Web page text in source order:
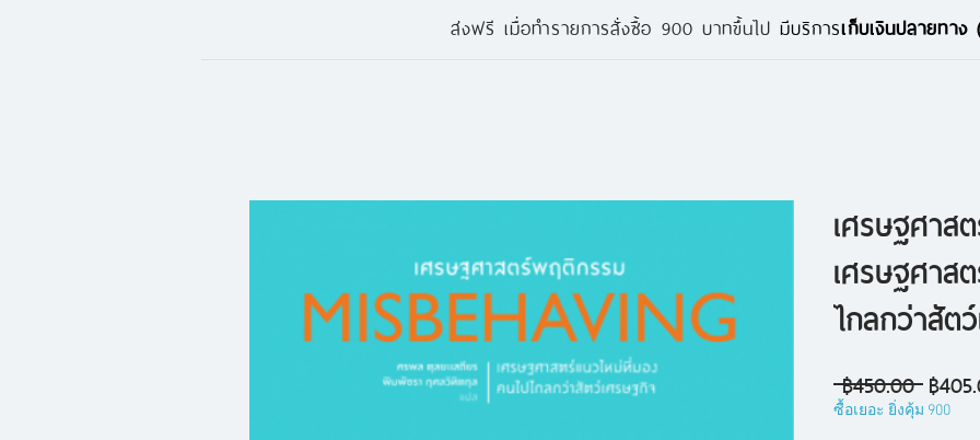
เศรษฐศาส
เศรษฐศาส
ไกลกว่าสัต
฿450.00 ราคา
ปกติ
฿
ซื้อเยอะ ยิ่งคุ้ม 900
ส่งฟรี เมื่อทำรายการสั่งซื้อ 900 บาทขึ้นไป มีบริการเก็บเงินปลายทาง